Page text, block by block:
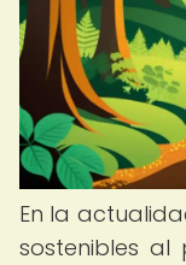
En la
sostenibles